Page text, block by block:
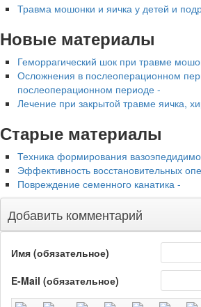
Травма мошонки и яичка у детей и
Новые материалы
Геморрагический шок при травме
Осложнения в послеоперационном
послеоперационном периоде -
Лечение при закрытой травме яичка,
Старые материалы
Техника формирования
Эффективность восстановительных
Повреждение семенного канатика -
Добавить комментарий
Имя (обязательное)
E-Mail (обязательное)